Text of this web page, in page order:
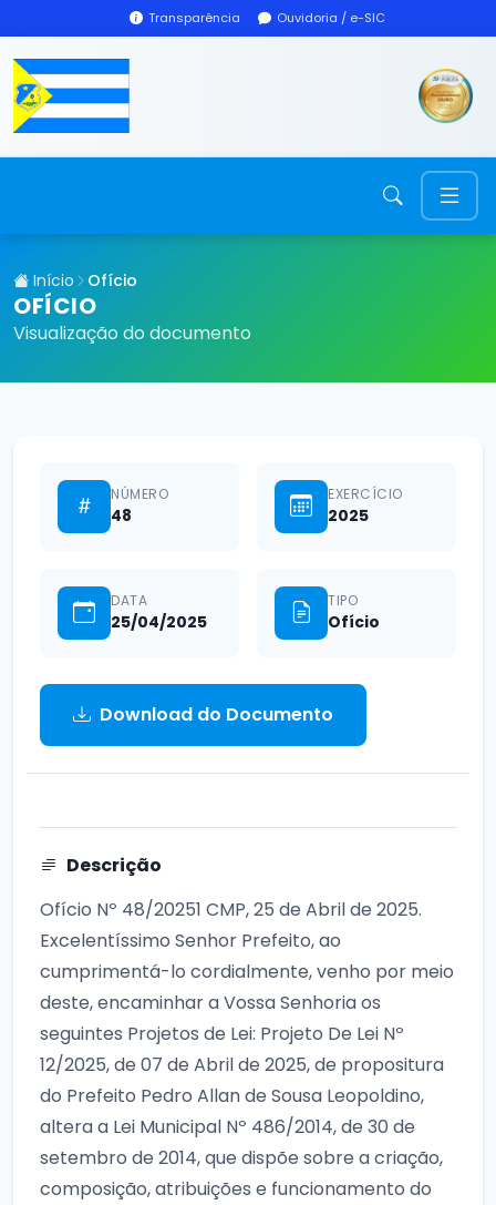
Transparência Ouvidoria / e-SIC
Início Ofício
OFÍCIO
Visualização do documento
NÚMERO
48
EXERCÍCIO
2025
DATA
25/04/2025
TIPO
Ofício
Download do Documento
Descrição
Ofício Nº 48/20251 CMP, 25 de Abril de 2025.
Excelentíssimo Senhor Prefeito, ao
cumprimentá-lo cordialmente, venho por meio
deste, encaminhar a Vossa Senhoria os
seguintes Projetos de Lei: Projeto De Lei Nº
12/2025, de 07 de Abril de 2025, de propositura
do Prefeito Pedro Allan de Sousa Leopoldino,
altera a Lei Municipal Nº 486/2014, de 30 de
setembro de 2014, que dispõe sobre a criação,
composição, atribuições e funcionamento do